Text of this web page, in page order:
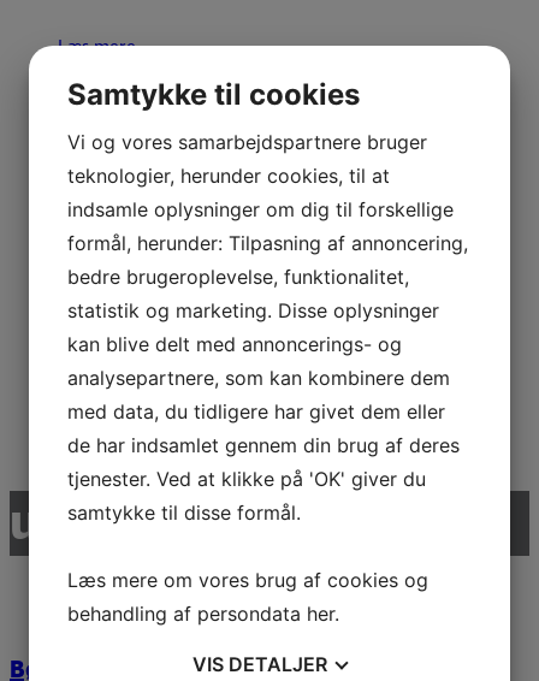
Læs mere
3ST Bi Vippe
Læs mere
Kørestolsvippe
Læs mere
udvalgte referencer
Børnehuset Kobbelvænget
Samtykke til cookies
Vi og vores samarbejdspartnere bruger
teknologier, herunder cookies, til at
indsamle oplysninger om dig til forskellige
formål, herunder: Tilpasning af annoncering,
bedre brugeroplevelse, funktionalitet,
statistik og marketing. Disse oplysninger
kan blive delt med annoncerings- og
analysepartnere, som kan kombinere dem
med data, du tidligere har givet dem eller
de har indsamlet gennem din brug af deres
tjenester. Ved at klikke på 'OK' giver du
samtykke til disse formål.
Læs mere om vores brug af cookies og
behandling af persondata her.
VIS DETALJER